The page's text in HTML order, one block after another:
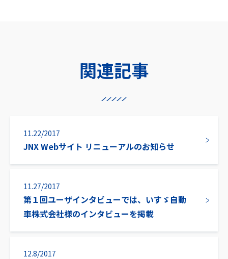
関連記事
11.22/2017
JNX Webサイト リニューアルのお知らせ
11.27/2017
第１回ユーザインタビューでは、いすゞ自動
車株式会社様のインタビューを掲載
12.8/2017